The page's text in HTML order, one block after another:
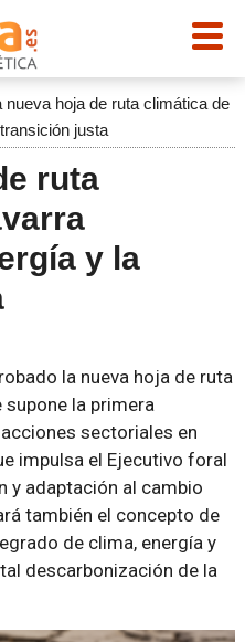
nueva hoja de ruta climática de
justa
ruta
y la
la nueva hoja de ruta
supone la primera
sectoriales en
impulsa el Ejecutivo foral
y adaptación al cambio
también el concepto de
de clima, energía y
descarbonización de la